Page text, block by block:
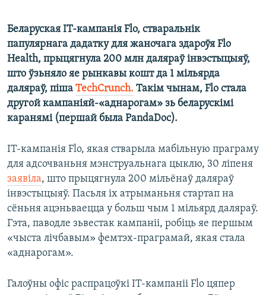
Беларуская ІТ-кампанія Flo, стваральнік
папулярнага дадатку для жаночага здароўя Flo
Health, прыцягнула 200 млн даляраў інвэстыцыяў,
што ўзьняло яе рынкавы кошт да 1 мільярда
даляраў, піша TechCrunch. Такім чынам, Flo стала
другой кампаніяй-«аднарогам» зь беларускімі
каранямі (першай была PandaDoc).
ІТ-кампанія Flo, якая стварыла мабільную праграму
для адсочваньня мэнструальнага цыклю, 30 ліпеня
заявіла, што прыцягнула 200 мільёнаў даляраў
інвэстыцыяў. Пасьля іх атрыманьня стартап на
сёньня ацэньваецца у больш чым 1 мільярд даляраў.
Гэта, паводле зьвестак кампаніі, робіць яе першым
«чыста лічбавым» фемтэх-праграмай, якая стала
«аднарогам».
Галоўны офіс распрацоўкі ІТ-кампаніі Flo цяпер